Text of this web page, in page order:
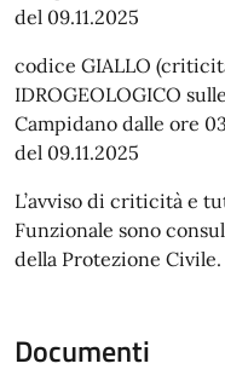
del 09.11.2025
codice GIALLO
IDROGEOLOGICO
Campidano dalle ore
del 09.11.2025
L’avviso di criticità e
Funzionale sono
della Protezione Civile.
Documenti